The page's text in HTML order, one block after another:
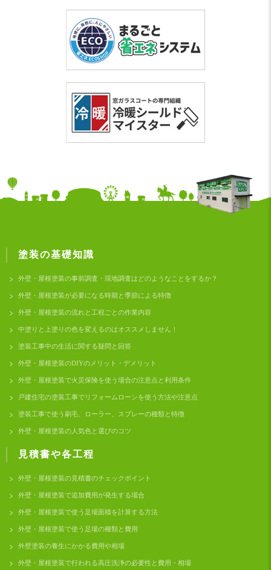
塗装の基礎知識
外壁・屋根塗装の事前調査・現地調査はどのようなことをするか？
外壁・屋根塗装が必要になる時期と季節による特徴
外壁・屋根塗装の流れと工程ごとの作業内容
中塗りと上塗りの色を変えるのはオススメしません！
塗装工事中の生活に関する疑問と回答
外壁・屋根塗装のDIYのメリット・デメリット
外壁・屋根塗装で火災保険を使う場合の注意点と利用条件
戸建住宅の塗装工事でリフォームローンを使う方法や注意点
塗装工事で使う刷毛、ローラー、スプレーの種類と特徴
外壁・屋根塗装の人気色と選びのコツ
見積書や各工程
外壁・屋根塗装の見積書のチェックポイント
外壁・屋根塗装で追加費用が発生する場合
外壁・屋根塗装で使う足場面積を計算する方法
外壁・屋根塗装で使う足場の種類と費用
外壁塗装の養生にかかる費用や相場
外壁・屋根塗装で行われる高圧洗浄の必要性と費用・相場